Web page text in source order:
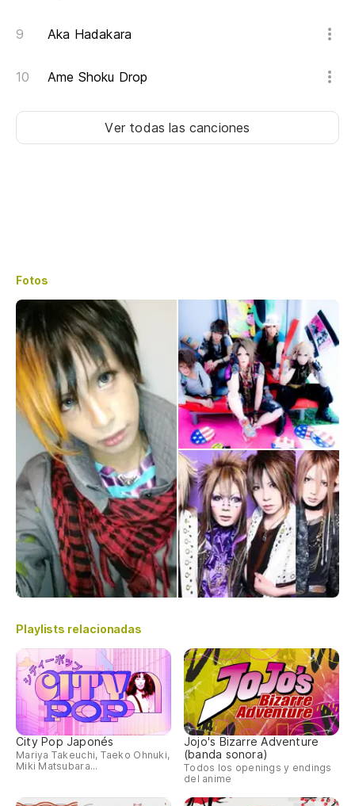
Aka Hadakara
Ame Shoku Drop
Ver todas las canciones
Fotos
Playlists relacionadas
City Pop Japonés
Mariya Takeuchi, Taeko Ohnuki,
Miki Matsubara...
Jojo's Bizarre Adventure
(banda sonora)
Todos los openings y endings
del anime